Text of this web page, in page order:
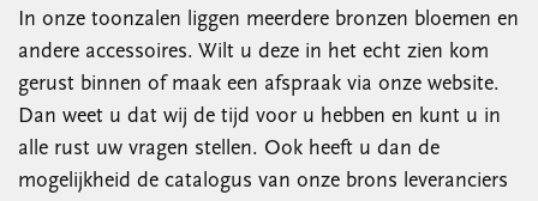
In onze toonzalen liggen meerdere bronzen bloemen en
andere accessoires. Wilt u deze in het echt zien kom
gerust binnen of maak een afspraak via onze website.
Dan weet u dat wij de tijd voor u hebben en kunt u in
alle rust uw vragen stellen. Ook heeft u dan de
mogelijkheid de catalogus van onze brons leveranciers